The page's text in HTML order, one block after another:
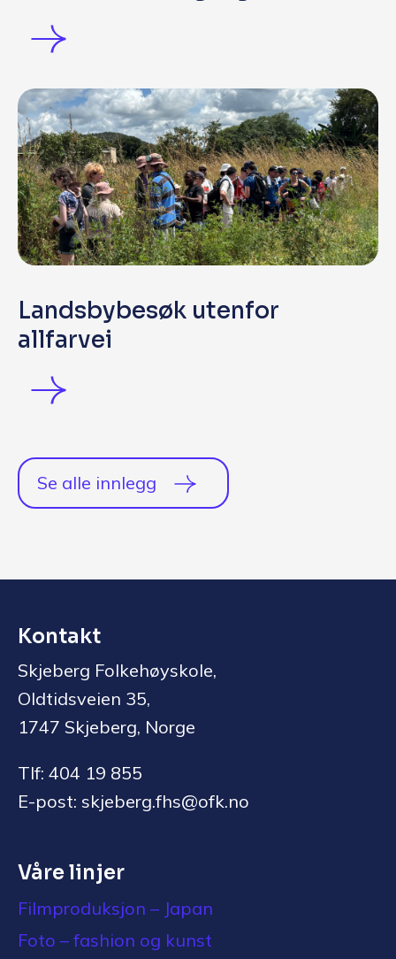
Landsbybesøk utenfor
allfarvei
Se alle innlegg
Kontakt
Skjeberg Folkehøyskole,
Oldtidsveien 35,
1747 Skjeberg, Norge
Tlf: 404 19 855
E-post: skjeberg.fhs@ofk.no
Våre linjer
Filmproduksjon – Japan
Foto – fashion og kunst